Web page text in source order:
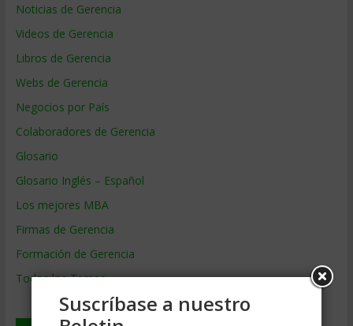
Noticias de Gerencia
Videos de Gerencia
Libros de Gerencia
Webs de Gerencia
Negocios por País
Colaboradores de Gerencia
Glosario
Glosario Inglés – Español
Los mejores MBA
Firmas de Gerencia
Formación de Gerencia
Todos los Temas
Suscríbase a nuestro